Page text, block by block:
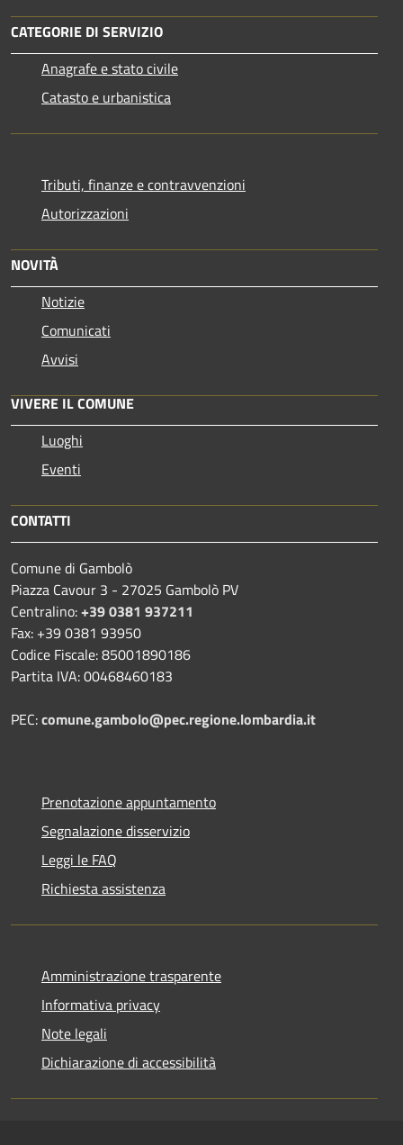
CATEGORIE DI SERVIZIO
Anagrafe e stato civile
Catasto e urbanistica
Tributi, finanze e contravvenzioni
Autorizzazioni
NOVITÀ
Notizie
Comunicati
Avvisi
VIVERE IL COMUNE
Luoghi
Eventi
CONTATTI
Comune di Gambolò
Piazza Cavour 3 - 27025 Gambolò PV
Centralino:+39 0381 937211
Fax: +39 0381 93950
Codice Fiscale: 85001890186
Partita IVA: 00468460183
PEC:comune.gambolo@pec.regione.lombardia.it
Prenotazione appuntamento
Segnalazione disservizio
Leggi le FAQ
Richiesta assistenza
Amministrazione trasparente
Informativa privacy
Note legali
Dichiarazione di accessibilità